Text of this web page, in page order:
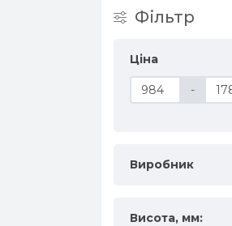
Фільтр
Ціна
-
Виробник
Висота, мм: